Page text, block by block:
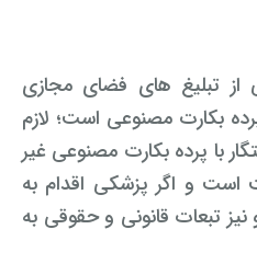
تبلیغ های فضای مجازی
بکارت مصنوعی است؛ لازم
با پرده بکارت مصنوعی غیر
است و اگر پزشکی اقدام به
نیز تبعات قانونی و حقوقی به